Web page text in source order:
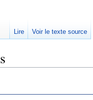
Lire Voir le texte source